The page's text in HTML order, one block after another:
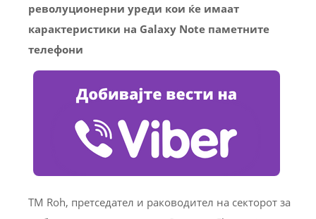
револуционерни уреди кои ќе имаат
карактеристики на Galaxy Note паметните
телефони
TM Roh, претседател и раководител на секторот за